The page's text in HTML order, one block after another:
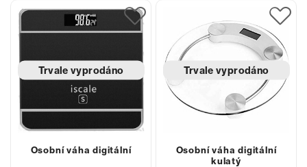
Trvale vyprodáno
Osobní váha digitální
Trvale vyprodáno
Osobní váha digitální
kulatý